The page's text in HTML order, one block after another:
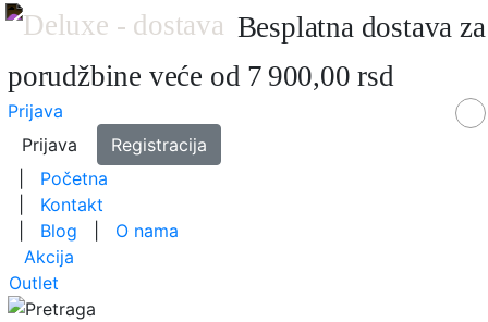
Besplatna dostava za
porudžbine veće od 7 900,00 rsd
Prijava
Prijava
Registracija
Početna
Kontakt
Blog
O nama
Akcija
Outlet